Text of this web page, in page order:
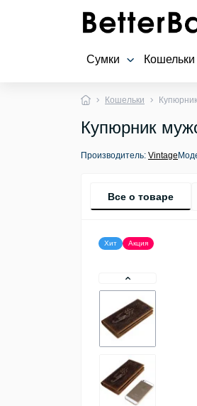
Сумки Кошельки
Кошельки
Купюрник
Производитель: Vintage
Все о товаре
Хит Акция